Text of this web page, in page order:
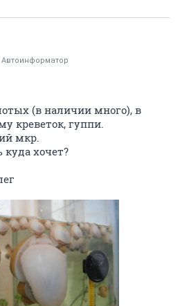
Автоинформатор
(в наличии много), в
креветок, гуппи.
мкр.
хочет?